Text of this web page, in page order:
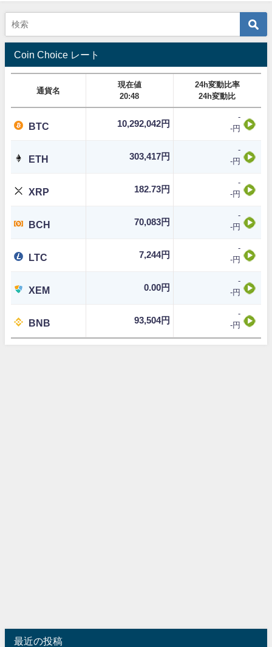
Coin Choice レート
通貨名
現在値
20:48
24h変動比率
24h変動比
BTC 10,292,042円
-
-円
ETH 303,417円
-
-円
XRP 182.73円
-
-円
BCH 70,083円
-
-円
LTC 7,244円
-
-円
XEM 0.00円
-
-円
BNB 93,504円
-
-円
最近の投稿